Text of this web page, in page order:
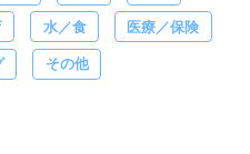
水／食 医療／保険
その他